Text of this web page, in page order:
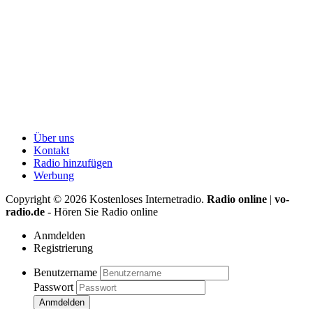
Über uns
Kontakt
Radio hinzufügen
Werbung
Copyright © 2026 Kostenloses Internetradio. Radio online | vo-
radio.de - Hören Sie Radio online
Anmdelden
Registrierung
Benutzername
Passwort
Anmdelden